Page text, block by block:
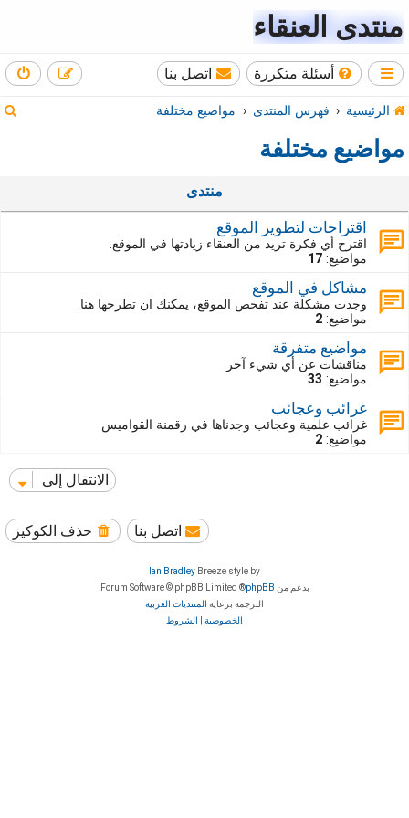
منتدى العنقاء
أسئلة متكررة اتصل بنا
الرئيسية فهرس المنتدى مواضيع مختلفة
مواضيع مختلفة
منتدى
اقتراحات لتطوير الموقع
اقترح أي فكرة تريد من العنقاء زيادتها في الموقع.
مواضيع: 17
مشاكل في الموقع
وجدت مشكلة عند تفحص الموقع، يمكنك ان تطرحها هنا.
مواضيع: 2
مواضيع متفرقة
مناقشات عن أي شيء آخر
مواضيع: 33
غرائب وعجائب
غرائب علمية وعجائب وجدناها في رقمنة القواميس
مواضيع: 2
الانتقال إلى
حذف الكوكيز اتصل بنا
Breeze style by
Ian Bradley
بدعم من phpBB
® Forum Software © phpBB Limited
الترجمة برعاية المنتديات العربية
الخصوصية
الشروط